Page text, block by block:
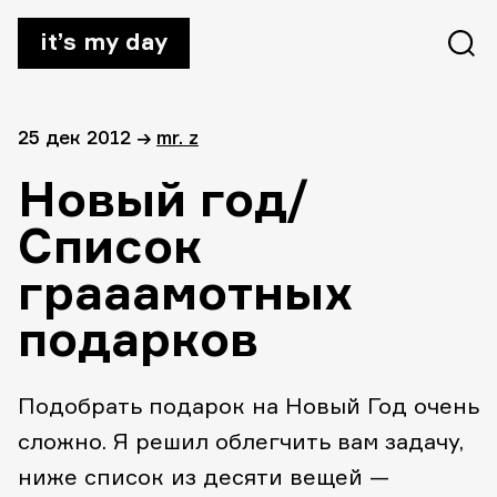
it’s my day
25 дек 2012 → mr. z
Новый год/
Список
грааамотных
подарков
Подобрать подарок на Новый Год очень
сложно. Я решил облегчить вам задачу,
ниже список из десяти вещей —